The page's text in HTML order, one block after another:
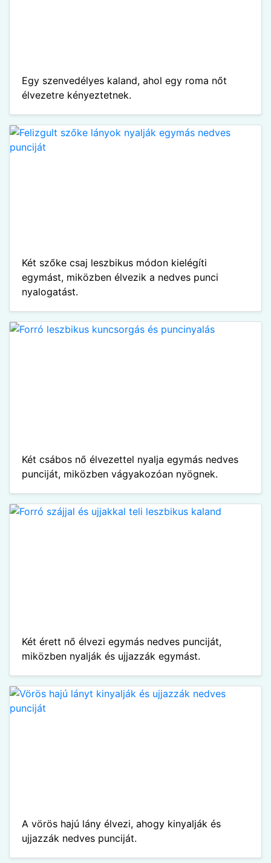
Egy szenvedélyes kaland, ahol egy roma nőt
élvezetre kényeztetnek.
Két szőke csaj leszbikus módon kielégíti
egymást, miközben élvezik a nedves punci
nyalogatást.
Két csábos nő élvezettel nyalja egymás nedves
punciját, miközben vágyakozóan nyögnek.
Két érett nő élvezi egymás nedves punciját,
miközben nyalják és ujjazzák egymást.
A vörös hajú lány élvezi, ahogy kinyalják és
ujjazzák nedves punciját.